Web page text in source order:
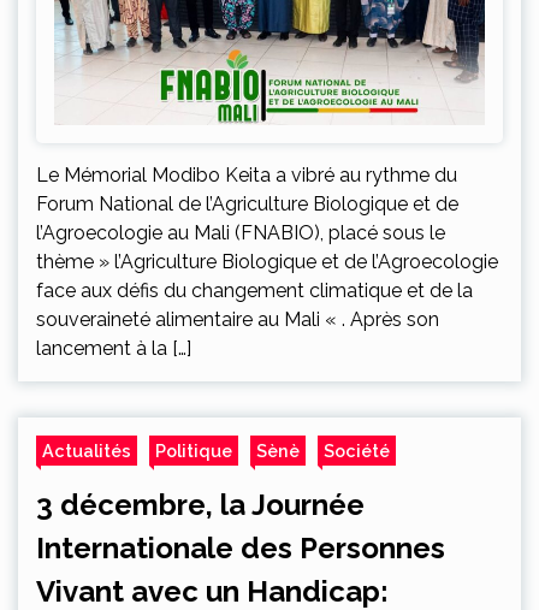
Le Mémorial Modibo Keita a vibré au rythme du
Forum National de l’Agriculture Biologique et de
l’Agroecologie au Mali (FNABIO), placé sous le
thème » l’Agriculture Biologique et de l’Agroecologie
face aux défis du changement climatique et de la
souveraineté alimentaire au Mali « . Après son
lancement à la […]
Actualités Politique Sènè Société
3 décembre, la Journée
Internationale des Personnes
Vivant avec un Handicap: